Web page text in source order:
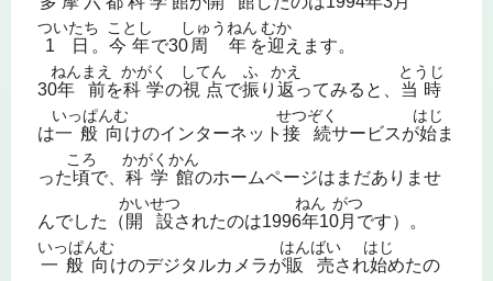
1日
ついたち
。 今年
ことし
で30 周年
しゅうねん
を迎
むか
えます。
30年前
ねんまえ
を科学
かがく
の視点
してん
で振
ふ
り 返
かえ
ってみると、 当時
とうじ
は一般向
いっぱんむ
けのインターネット 接続
せつぞく
サービスが始
はじ
ま
った頃
ころ
で、 科学館
かがくかん
のホームページはまだありませ
んでした（ 開設
かいせつ
されたのは1996年
ねん
10月
がつ
です）。
一般向
いっぱんむ
けのデジタルカメラが販売
はんばい
され始
はじ
めたの